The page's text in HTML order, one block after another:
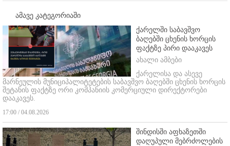
ამავე კატეგორიაში
ქარელში საბავშვო
ბაღებში ცხენის ხორცის
ფაქტზე პირი დააკავეს
ახალი ამბები
ქარელისა და ასევე
მარნეულის მუნიციპალიტეტების საბავშვო ბაღებში ცხენის ხორცის
შეტანის ფაქტზე ორი კომპანიის კომერციული დირექტორები
დააკავეს.
17:00 / 04.08.2026
შინდისში აფხაზეთში
დაღუპული მებრძოლების